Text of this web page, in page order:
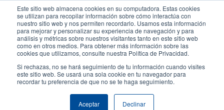
Este sitio web almacena cookies en su computadora. Estas cookies
se utilizan para recopilar información sobre cómo interactúa con
nuestro sitio web y nos permiten recordarlo. Usamos esta información
para mejorar y personalizar su experiencia de navegación y para
análisis y métricas sobre nuestros visitantes tanto en este sitio web
como en otros medios. Para obtener más información sobre las
cookies que utilizamos, consulte nuestra Política de Privacidad.
Si rechazas, no se hará seguimiento de tu información cuando visites
este sitio web. Se usará una sola cookie en tu navegador para
recordar tu preferencia de que no se te haga seguimiento.
Aceptar Declinar
contenido
principal
User
account
menu
User
Header
Selector de productos Soporte Técnico
Las entregas médicas y